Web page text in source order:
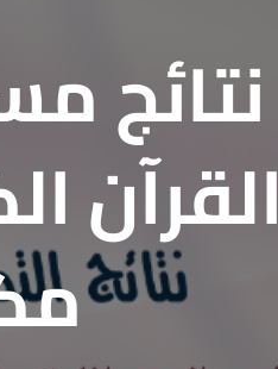
نتائج
القرآن